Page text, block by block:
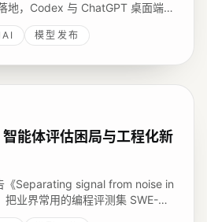
地，Codex 与 ChatGPT 桌面端合
AI 2.0、Anthropic 的
及 GitHub 关于 Copilot 代码审查
模型发布
能体评估困局与工程化新
《Separating signal from noise in
业界常用的编程评测集 SWE-
一遍，结论有点尴尬 - 大约 30%